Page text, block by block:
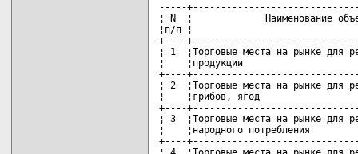
-----
¦ N  ¦             Наименование
¦п/п ¦
+----
¦ 1  ¦Торговые места на рынке
¦    ¦продукции
+----
¦ 2  ¦Торговые места на рынке
¦    ¦грибов, ягод
+----
¦ 3  ¦Торговые места на рынке
¦    ¦народного
+----